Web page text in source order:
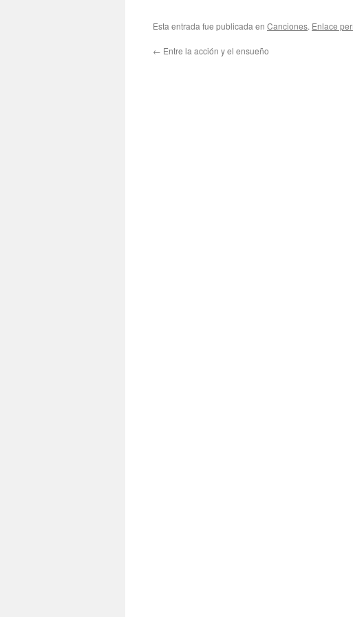
Esta entrada fue publicada en Canciones. Enlace
← Entre la acción y el ensueño